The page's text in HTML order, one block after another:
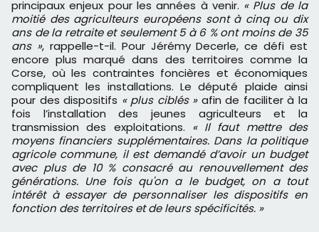
principaux enjeux pour les années à venir. « Plus de la
moitié des agriculteurs européens sont à cinq ou dix
ans de la retraite et seulement 5 à 6 % ont moins de 35
ans », rappelle-t-il. Pour Jérémy Decerle, ce défi est
encore plus marqué dans des territoires comme la
Corse, où les contraintes foncières et économiques
compliquent les installations. Le député plaide ainsi
pour des dispositifs « plus ciblés »afin de faciliter à la
fois l’installation des jeunes agriculteurs et la
transmission des exploitations.
« Il faut mettre des
moyens financiers supplémentaires. Dans la politique
agricole commune, il est demandé d’avoir un budget
avec plus de 10 % consacré au renouvellement des
générations. Une fois qu'on a le budget, on a tout
intérêt à essayer de personnaliser les dispositifs en
fonction des territoires et de leurs spécificités. »